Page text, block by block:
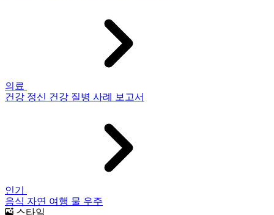
의료
건강 정신 건강 질병 사례 보고서
인기
음식 자연 여행 물 우주
스타일